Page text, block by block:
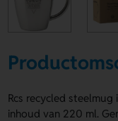
Rcs recycled
inhoud van 220 ml.